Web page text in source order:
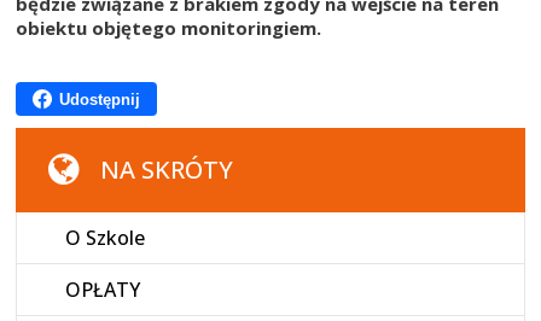
obiektu objętego monitoringiem.
Udostępnij
NA SKRÓTY
O Szkole
OPŁATY